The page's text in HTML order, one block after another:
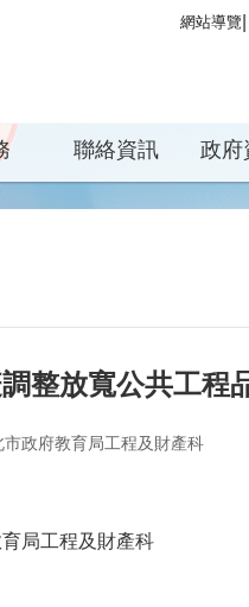
網站導覽
聯絡資訊 政府
整放寬公共工程
政府教育局工程及財產科
局工程及財產科